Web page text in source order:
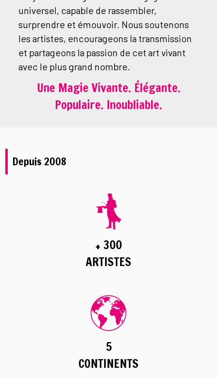
universel, capable de rassembler,
surprendre et émouvoir. Nous soutenons
les artistes, encourageons la transmission
et partageons la passion de cet art vivant
avec le plus grand nombre.
Une Magie Vivante. Élégante.
Populaire. Inoubliable.
Depuis 2008
+ 300
ARTISTES
5
CONTINENTS